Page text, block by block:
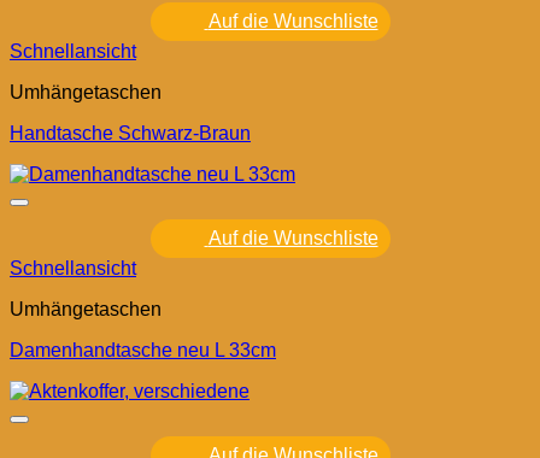
Auf die Wunschliste
Schnellansicht
Umhängetaschen
Handtasche Schwarz-Braun
Auf die Wunschliste
Schnellansicht
Umhängetaschen
Damenhandtasche neu L 33cm